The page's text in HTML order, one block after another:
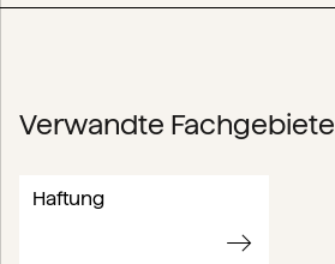
Verwandte Fachgebiete
Haftung